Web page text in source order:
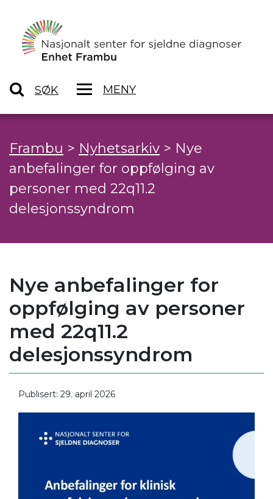
SØK MENY
Frambu > Nyhetsarkiv > Nye
anbefalinger for oppfølging av
personer med 22q11.2
delesjonssyndrom
Nye anbefalinger for
oppfølging av personer
med 22q11.2
delesjonssyndrom
Publisert: 29. april 2026